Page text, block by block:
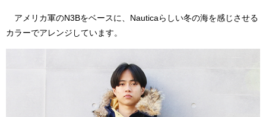
アメリカ軍のN3Bをベースに、Nauticaらしい冬の海を感じさせる
カラーでアレンジしています。